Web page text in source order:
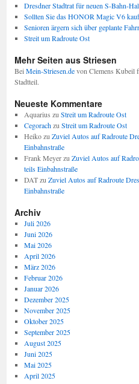
Dresdner Stadtrat für neuen S-Bahn-
Sollten Sie das HONOR Magic V6
Senioren ärgern sich über geplante
Streit um Radroute Ost
Mehr Seiten aus Striesen
Bei Mein-Striesen.devon Clemens Kubeil
Stadtteil.
Neueste Kommentare
Aquarius zu Streit um Radroute Ost
Cegorachzu Streit um Radroute Ost
Heikozu Zuviel Autos auf Radroute
Einbahnstraße
Frank Meyerzu Zuviel Autos auf
teils Einbahnstraße
DATzu Zuviel Autos auf Radroute
Einbahnstraße
Archiv
Juli 2026
Juni 2026
Mai 2026
April 2026
März 2026
Februar 2026
Januar 2026
Dezember 2025
November 2025
Oktober 2025
September 2025
August 2025
Juni 2025
Mai 2025
April 2025